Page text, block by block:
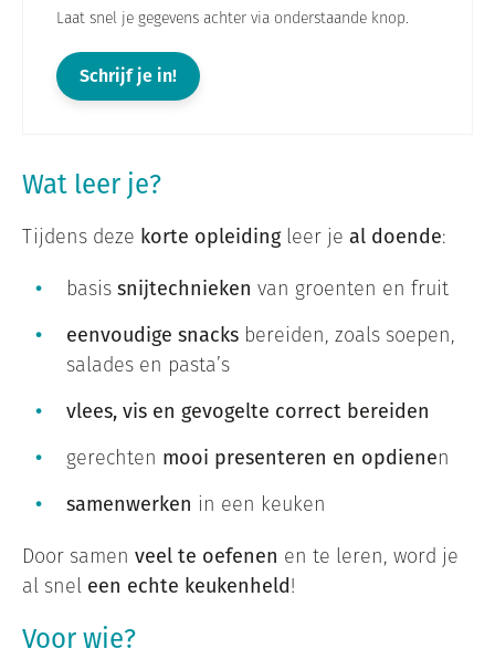
Laat snel je gegevens achter via onderstaande knop.
Schrijf je in!
Wat leer je?
Tijdens deze korte opleidingleer je al doende:
basis snijtechnieken van groenten en fruit
eenvoudige snacks bereiden, zoals soepen,
salades en pasta’s
vlees, vis en gevogelte correct bereiden
gerechten mooi presenteren en opdienen
samenwerken in een keuken
Door samen veel te oefenen en te leren, word je
al snel een echte keukenheld!
Voor wie?